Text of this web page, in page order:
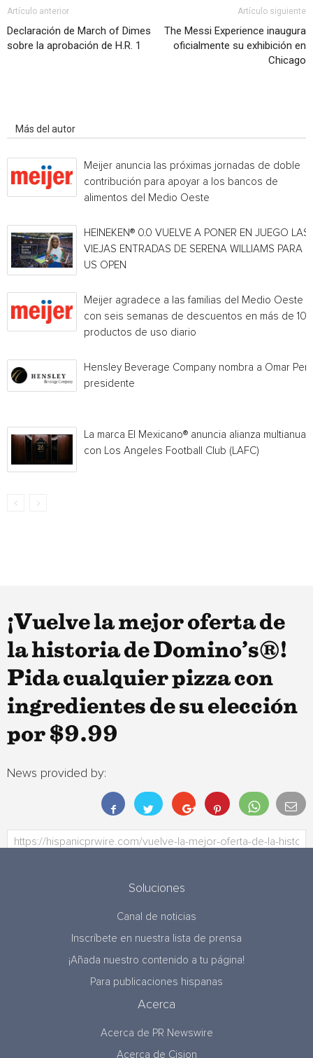
Artículo anterior
Declaración de March of Dimes
sobre la aprobación de H.R. 1
Artículo siguiente
The Messi Experience inaugura
oficialmente su exhibición en
Chicago
Más del autor
Meijer anuncia las próximas jornadas de doble
contribución para apoyar a los bancos de
alimentos del Medio Oeste
HEINEKEN® 0.0 VUELVE A PONER EN JUEGO LAS
VIEJAS ENTRADAS DE SERENA WILLIAMS PARA
US OPEN
Meijer agradece a las familias del Medio Oeste
con seis semanas de descuentos en más de
productos de uso diario
Hensley Beverage Company nombra a Omar
presidente
La marca El Mexicano® anuncia alianza multianual
con Los Angeles Football Club (LAFC)
¡Vuelve la mejor oferta de
la historia de Domino’s®!
Pida cualquier pizza con
ingredientes de su elección
por $9.99
News provided by:
Soluciones
Canal de noticias
Inscríbete en nuestra lista de prensa
¡Añada nuestro contenido a tu página!
Para publicaciones hispanas
Acerca
Acerca de PR Newswire
Acerca de Cision